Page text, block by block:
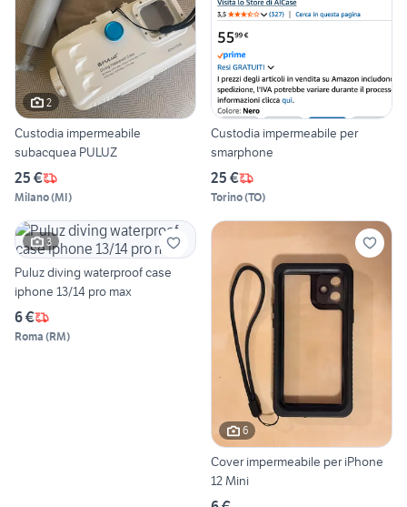
2
Custodia impermeabile
subacquea PULUZ
25 €
Milano(MI)
Custodia impermeabile per
smarphone
25 €
Torino(TO)
3
Puluz diving waterproof case
iphone 13/14 pro max
6 €
Roma (RM)
6
Cover impermeabile per iPhone
12 Mini